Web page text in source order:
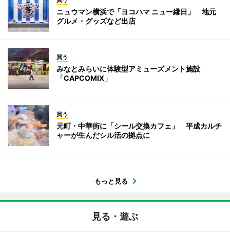
ニュウマン横浜で「ヨコハマ ニュー縁日」 地元
グルメ・グッズなど出店
買う
みなとみらいに体験型アミューズメント施設
「CAPCOMIX」
買う
元町・中華街に「シール交換カフェ」 平成カルチ
ャーが生んだシル活の拠点に
もっと見る
見る・遊ぶ